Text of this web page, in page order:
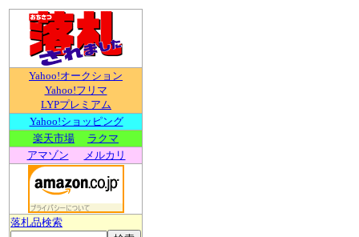
Yahoo!オークション
Yahoo!フリマ
LYPプレミアム
Yahoo!ショッピング
楽天市場
ラクマ
アマゾン
メルカリ
落札品検索